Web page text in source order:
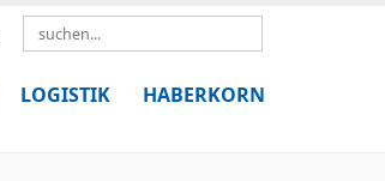
LOGISTIK HABERKORN